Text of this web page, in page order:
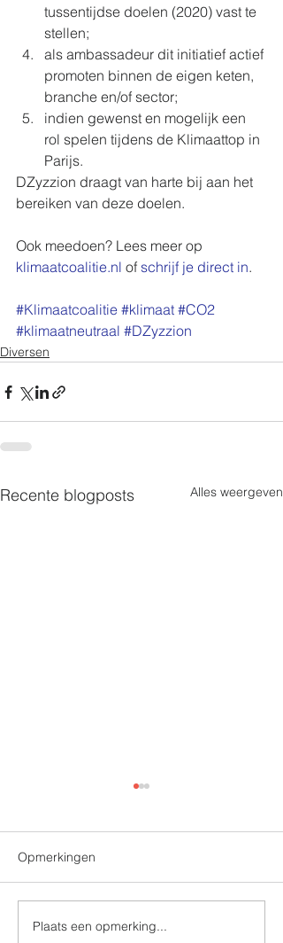
tussentijdse doelen (2020) vast te
stellen;
als ambassadeur dit initiatief actief
promoten binnen de eigen keten,
branche en/of sector;
indien gewenst en mogelijk een
rol spelen tijdens de Klimaattop in
Parijs.
DZyzzion draagt van harte bij aan het
bereiken van deze doelen.
Ook meedoen? Lees meer op
klimaatcoalitie.nl of schrijf je direct in.
#Klimaatcoalitie #klimaat #CO2
#klimaatneutraal #DZyzzion
Diversen
Recente blogposts Alles weergeven
Jarenlange samenwerking
Opmerkingen
Plaats een opmerking...